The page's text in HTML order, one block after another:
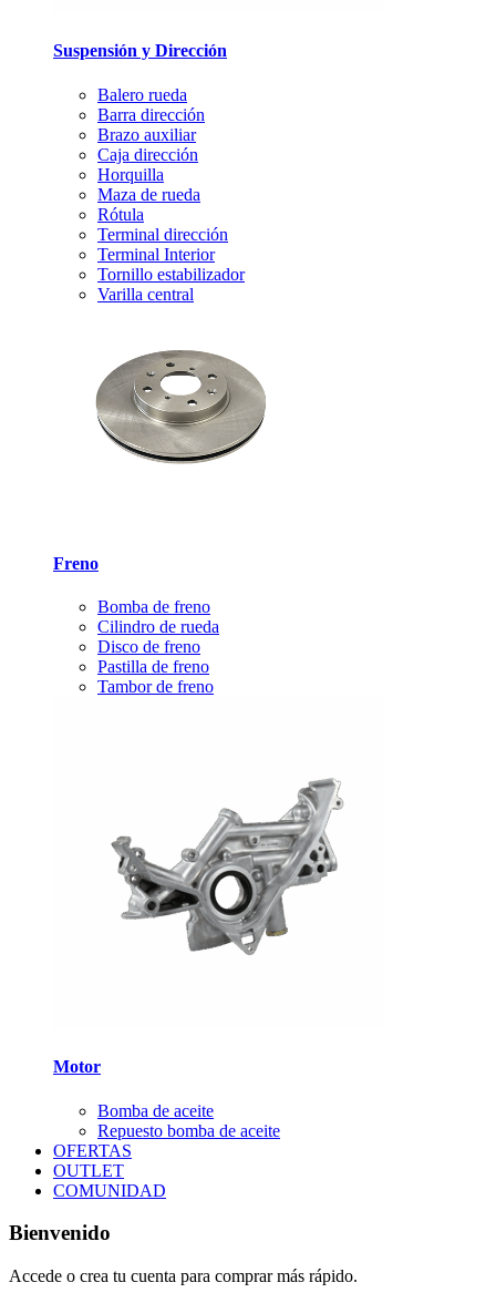
Suspensión y Dirección
Balero rueda
Barra dirección
Brazo auxiliar
Caja dirección
Horquilla
Maza de rueda
Rótula
Terminal dirección
Terminal Interior
Tornillo estabilizador
Varilla central
Freno
Bomba de freno
Cilindro de rueda
Disco de freno
Pastilla de freno
Tambor de freno
Motor
Bomba de aceite
Repuesto bomba de aceite
OFERTAS
OUTLET
COMUNIDAD
Bienvenido
Accede o crea tu cuenta para comprar más rápido.